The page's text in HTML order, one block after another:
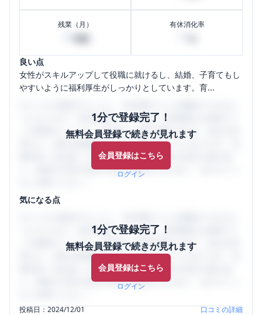
残業（月） 有休消化率
良い点
女性がスキルアップして役職に就けるし、結婚、子育てもし
やすいように福利厚生がしっかりとしています。育...
1分で登録完了！
無料会員登録で続きが見れます
会員登録はこちら
ログイン
うになります。SHEHUB(シーハブ)は、女性限定の企業口コ
ミの投稿サイトです。給与面・女性の働きやすさ・会社の評
判など、女性の転職は気にすべき点がたくさんあります。先
輩社員（元社員）の口コミを通して、本当の会社の姿を知
り、将来の不安や現在の悩みを解消するために、ぜひサイト
気になる点
1分で登録完了！
無料会員登録で続きが見れます
会員登録はこちら
ログイン
うになります。SHEHUB(シーハブ)は、女性限定の企業口コ
ミの投稿サイトです。給与面・女性の働きやすさ・会社の評
判など、女性の転職は気にすべき点がたくさんあります。先
輩社員（元社員）の口コミを通して、本当の会社の姿を知
り、将来の不安や現在の悩みを解消するために、ぜひサイト
投稿日：2024/12/01 口コミの詳細